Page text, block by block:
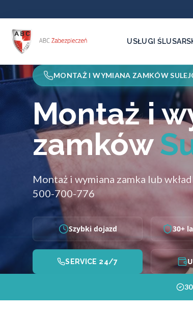
USŁUGI
MONTAŻ I WYMIANA ZAMKÓW
Montaż i
zamków
Montaż i wymiana zamka lub
500-700-776
Szybki dojazd 30+
SERVICE 24/7